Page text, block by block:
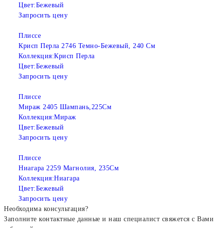
Цвет:Бежевый
Запросить цену
Плиссе
Крисп Перла 2746 Темно-Бежевый, 240 См
Коллекция:Крисп Перла
Цвет:Бежевый
Запросить цену
Плиссе
Мираж 2405 Шампань,225См
Коллекция:Мираж
Цвет:Бежевый
Запросить цену
Плиссе
Ниагара 2259 Магнолия, 235См
Коллекция:Ниагара
Цвет:Бежевый
Запросить цену
Необходима консультация?
Заполните контактные данные и наш специалист свяжется с Вами